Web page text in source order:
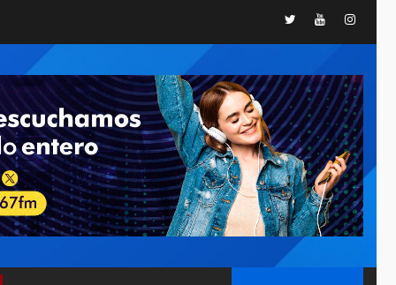
TwitterYoutube
6
TITULARES
CNP plantea incluir
Libertad de Expresión
en agenda de
negociación con
comisión de AN 2015
7
DESTACADOS
NACIONALES
ÚLTIMA HORA
Gobierno nacional y
regional nos
respaldaron desde el
primer momento tras